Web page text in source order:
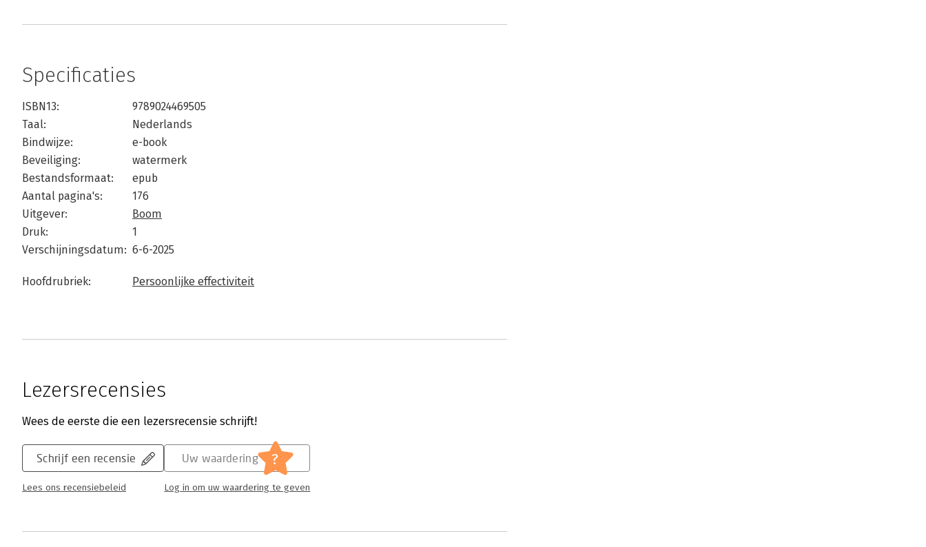
Specificaties
ISBN13:
9789024469505
Taal:
Nederlands
Bindwijze:
e-book
Beveiliging:
watermerk
Bestandsformaat:
epub
Aantal pagina's:
176
Uitgever:
Boom
Druk:
1
Verschijningsdatum: 6-6-2025
Hoofdrubriek: Persoonlijke effectiviteit
Lezersrecensies
Wees de eerste die een lezersrecensie schrijft!
Schrijf een recensie
Lees ons recensiebeleid
Uw waardering ?
Log in om uw waardering te geven